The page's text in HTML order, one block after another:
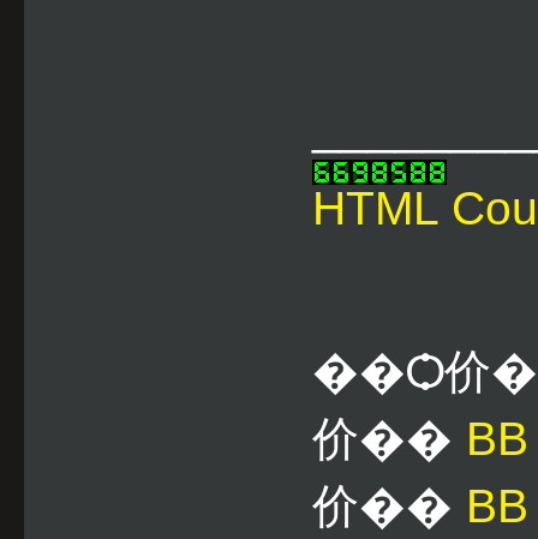
HTML
��Ѻ价
价��
价��